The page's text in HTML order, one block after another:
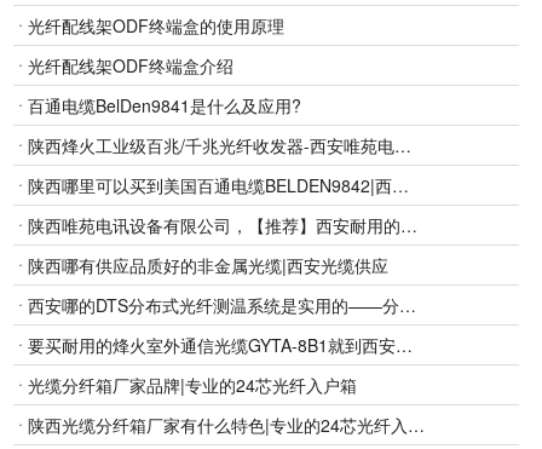
光纤配线架ODF终端盒的使用原理
光纤配线架ODF终端盒介绍
百通电缆BelDen9841是什么及应用?
陕西烽火工业级百兆/千兆光纤收发器-西安唯苑电讯设备专业供应
陕西哪里可以买到美国百通电缆BELDEN9842|西安工控485通讯BELDEN984298419207
陕西唯苑电讯设备有限公司，【推荐】西安耐用的烽火室外直埋通信光缆
陕西哪有供应品质好的非金属光缆|西安光缆供应
西安哪的DTS分布式光纤测温系统是实用的——分布式光纤测温系统
要买耐用的烽火室外通信光缆GYTA-8B1就到西安唯苑电讯设备|GYTA-8B1价格如何
光缆分纤箱厂家品牌|专业的24芯光纤入户箱
陕西光缆分纤箱厂家有什么特色|专业的24芯光纤入户箱